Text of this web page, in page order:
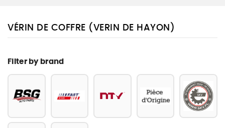
VÉRIN DE COFFRE (VERIN DE HAYON)
Filter by brand